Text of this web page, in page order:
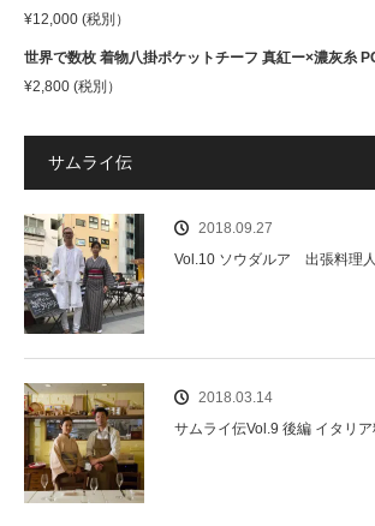
¥12,000 (税別）
世界で数枚 着物八掛ポケットチーフ 真紅ー×濃灰糸
¥2,800 (税別）
サムライ伝
2018.09.27
Vol.10 ソウダルア 出張料理人
2018.03.14
サムライ伝Vol.9 後編 イタリ